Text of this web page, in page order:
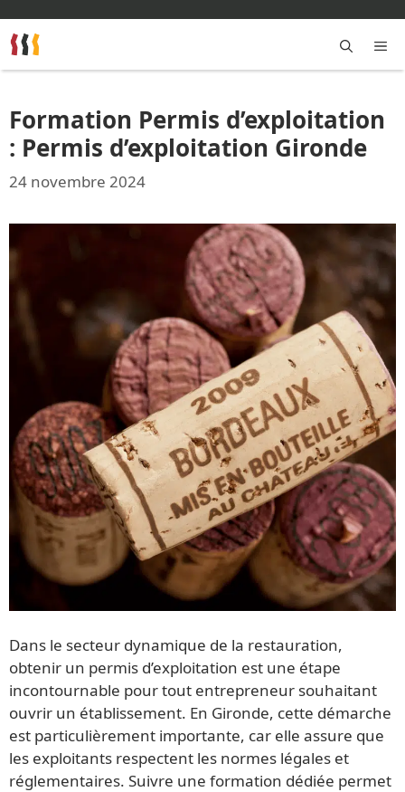
au
contenu
Formation Permis d’exploitation
: Permis d’exploitation Gironde
24 novembre 2024
Dans le secteur dynamique de la restauration,
obtenir un permis d’exploitation est une étape
incontournable pour tout entrepreneur souhaitant
ouvrir un établissement. En Gironde, cette démarche
est particulièrement importante, car elle assure que
les exploitants respectent les normes légales et
réglementaires. Suivre une formation dédiée permet